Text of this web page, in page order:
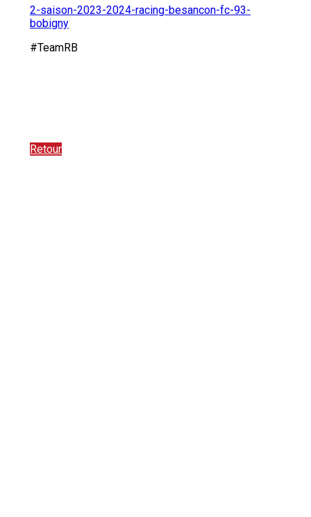
2-saison-2023-2024-racing-besancon-fc-93-
bobigny
#TeamRB
Retour